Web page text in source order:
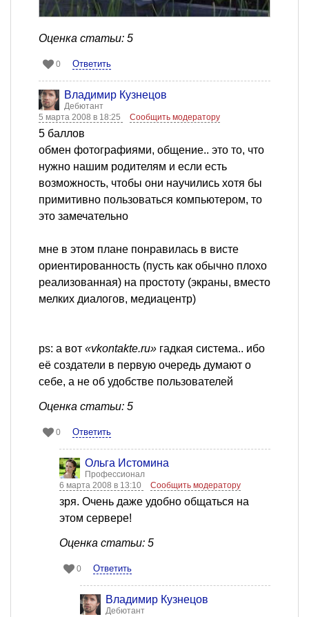
Оценка статьи: 5
0 Ответить
Владимир Кузнецов
Дебютант
5 марта 2008 в 18:25
Сообщить модератору
5 баллов
обмен фотографиями, общение.. это то, что
нужно нашим родителям и если есть
возможность, чтобы они научились хотя бы
примитивно пользоваться компьютером, то
это замечательно
мне в этом плане понравилась в висте
ориентированность (пусть как обычно плохо
реализованная) на простоту (экраны, вместо
мелких диалогов, медиацентр)
ps: а вот «vkontakte.ru» гадкая система.. ибо
её создатели в первую очередь думают о
себе, а не об удобстве пользователей
Оценка статьи: 5
0 Ответить
Ольга Истомина
Профессионал
6 марта 2008 в 13:10
Сообщить модератору
зря. Очень даже удобно общаться на
этом сервере!
Оценка статьи: 5
0 Ответить
Владимир Кузнецов
Дебютант